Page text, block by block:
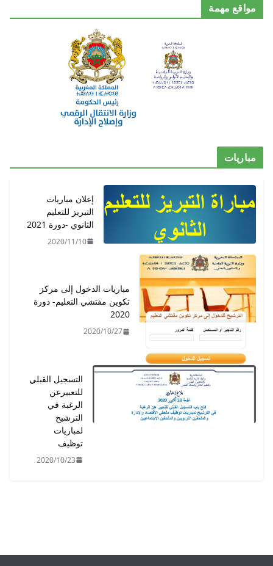
مواقع مهمة
مباريات
إعلان مباريات
التبريز للتعليم
الثانوي -دورة 2021
2020/11/10
مباريات الدخول إلى مركز
تكوين مفتشي التعليم- دورة
2020
2020/10/27
التسجيل القبلي
للتعبيرعن
الرغبة في
الترشيح
لمباريات
توظيف
2020/10/23